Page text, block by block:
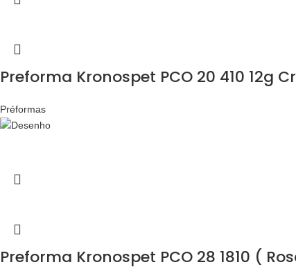
Preforma Kronospet PCO 20 410 12g
Préformas
Preforma Kronospet PCO 28 1810 (